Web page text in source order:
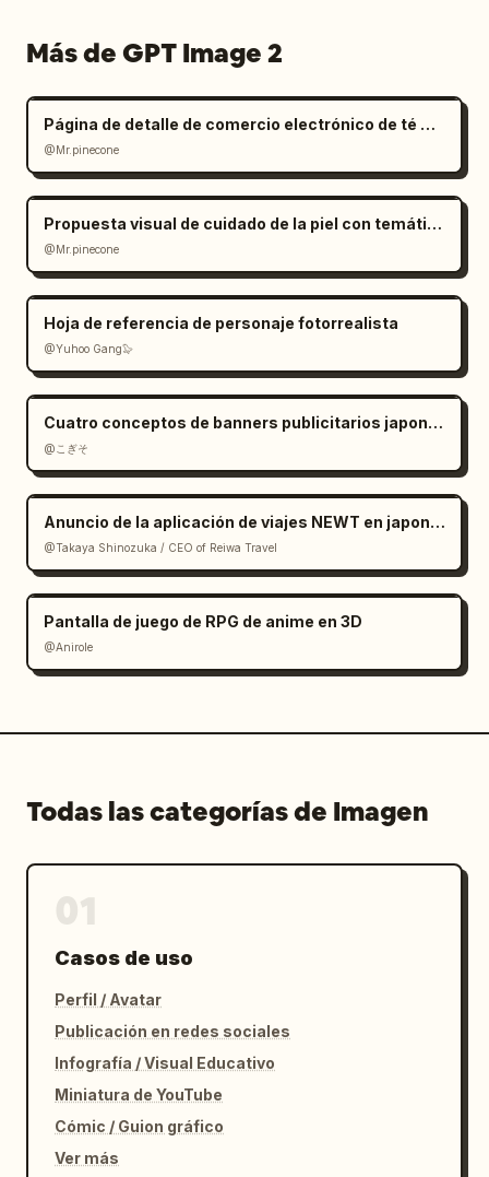
Más de GPT Image 2
Página de detalle de comercio electrónico de té Oolong estilo Zen
@Mr.pinecone
Propuesta visual de cuidado de la piel con temática de clima azul
@Mr.pinecone
Hoja de referencia de personaje fotorrealista
@Yuhoo Gang🦭
Cuatro conceptos de banners publicitarios japoneses
@こぎそ
Anuncio de la aplicación de viajes NEWT en japonés
@Takaya Shinozuka / CEO of Reiwa Travel
Pantalla de juego de RPG de anime en 3D
@Anirole
Todas las categorías de Imagen
Casos de uso
Perfil / Avatar
Publicación en redes sociales
Infografía / Visual Educativo
Miniatura de YouTube
Cómic / Guion gráfico
Ver más